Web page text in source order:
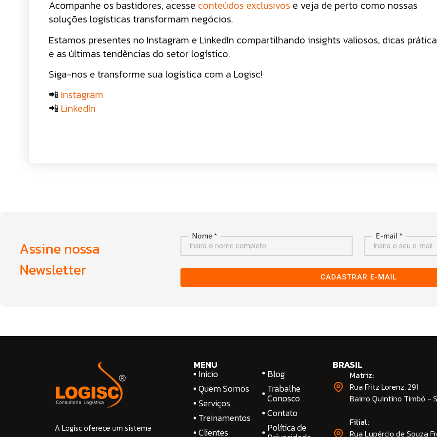
Acompanhe os bastidores, acesse conteúdos exclusivos e veja de perto como nossas
soluções logísticas transformam negócios.
Estamos presentes no Instagram e LinkedIn compartilhando insights valiosos, dicas
e as últimas tendências do setor logístico.
Siga-nos e transforme sua logística com a Logisc!
📲 Instagram
📲 LinkedIn
Assine nossa
Newsletter
Nome * E-mail *
CADASTRAR E-MAIL
A Logisc oferece um sistema
MENU
Início
Quem Somos
Serviços
Treinamentos
Clientes
Blog
Trabalhe
Conosco
Contato
Política de
BRASIL
Matriz:
Rua Fritz Lorenz, 291
Bairro Quintino Timbó -
Filial:
Rua Lupércio de Souza